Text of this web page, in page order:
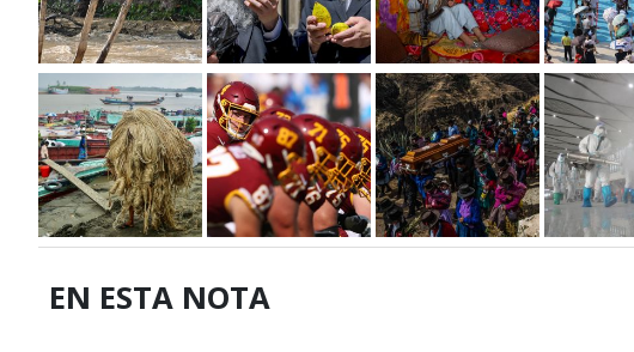
EN ESTA NOTA